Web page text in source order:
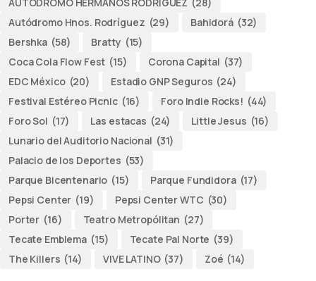
Autódromo Hnos. Rodríguez (29) Bahidorá (32)
Bershka (58) Bratty (15)
Coca Cola Flow Fest (15) Corona Capital (37)
EDC México (20) Estadio GNP Seguros (24)
Festival Estéreo Picnic (16) Foro Indie Rocks! (44)
Foro Sol (17) Las estacas (24) Little Jesus (16)
Lunario del Auditorio Nacional (31)
Palacio de los Deportes (53)
Parque Bicentenario (15) Parque Fundidora (17)
Pepsi Center (19) Pepsi Center WTC (30)
Porter (16) Teatro Metropólitan (27)
Tecate Emblema (15) Tecate Pal Norte (39)
The Killers (14) VIVE LATINO (37) Zoé (14)